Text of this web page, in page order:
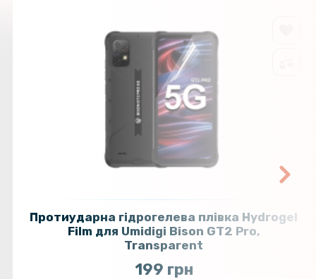
Протиударна гідрогелева плівка Hydrogel
Film для Umidigi Bison GT2 Pro,
Transparent
199 грн